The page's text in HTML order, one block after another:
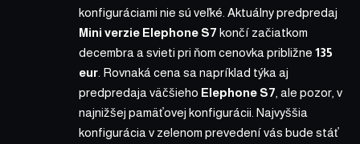
konfiguráciami nie sú veľké. Aktuálny predpredaj
Mini verzie Elephone S7 končí začiatkom
decembra a svieti pri ňom cenovka približne 135
eur . Rovnaká cena sa napríklad týka aj
predpredaja väčšieho Elephone S7 , ale pozor, v
najnižšej pamäťovej konfigurácii. Najvyššia
konfigurácia v zelenom prevedení vás bude stáť